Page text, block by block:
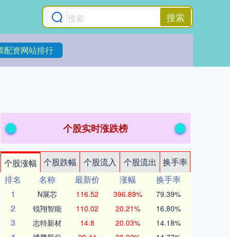
搜索
配资网站排行
个股实时涨跌榜
个股涨幅 个股跌幅 个股流入 个股流出
换手率
排名
名称 最新价 涨幅
换手率
1
N展芯 116.52 396.89% 79.39%
2 锐翔智能 110.02 20.21% 16.80%
3 志特新材 14.8 20.03% 14.18%